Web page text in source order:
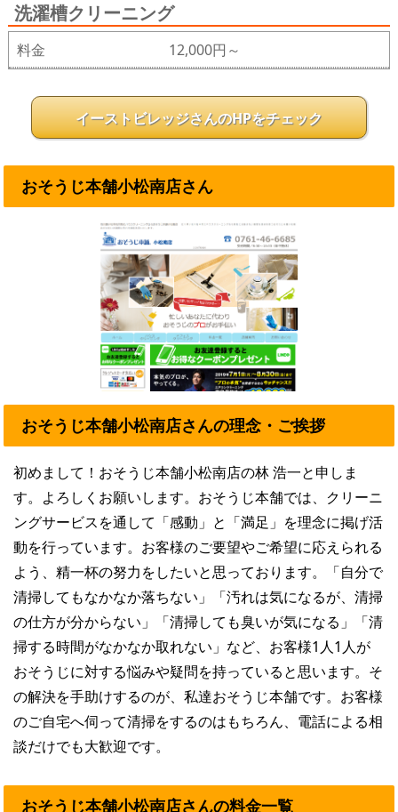
洗濯槽クリーニング
料金 12,000円～
イーストビレッジさんのHPをチェック
おそうじ本舗小松南店さん
おそうじ本舗小松南店さんの理念・ご挨拶
初めまして！おそうじ本舗小松南店の林 浩一と申しま
す。よろしくお願いします。おそうじ本舗では、クリーニ
ングサービスを通して「感動」と「満足」を理念に掲げ活
動を行っています。お客様のご要望やご希望に応えられる
よう、精一杯の努力をしたいと思っております。「自分で
清掃してもなかなか落ちない」「汚れは気になるが、清掃
の仕方が分からない」「清掃しても臭いが気になる」「清
掃する時間がなかなか取れない」など、お客様1人1人が
おそうじに対する悩みや疑問を持っていると思います。そ
の解決を手助けするのが、私達おそうじ本舗です。お客様
のご自宅へ伺って清掃をするのはもちろん、電話による相
談だけでも大歓迎です。
おそうじ本舗小松南店さんの料金一覧